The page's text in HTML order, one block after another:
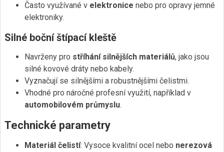
Často využívané v elektronice nebo pro opravy jemné
elektroniky.
Silné boční štípací kleště
Navrženy pro stříhání silnějších materiálů, jako jsou
silné kovové dráty nebo kabely.
Vyznačují se silnějšími a robustnějšími čelistmi.
Vhodné pro náročné profesní využití, například v
automobilovém průmyslu.
Technické parametry
Materiál čelistí: Vysoce kvalitní ocel nebo nerezová